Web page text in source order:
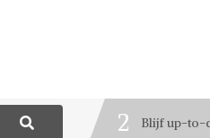
Bestel
2 Blijf up-to-